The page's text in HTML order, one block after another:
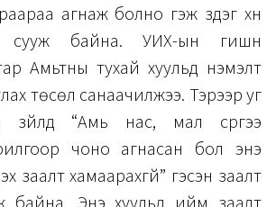
агнаж болно гэж үздэг хүн
сууж байна. УИХ-ын гишүүн
Амьтны тухай хуульд нэмэлт
төсөл санаачилжээ. Тэрээр уг
зүйлд “Амь нас, мал сүргээ
чоно агнасан бол энэ
заалт хамаарахгүй” гэсэн заалт